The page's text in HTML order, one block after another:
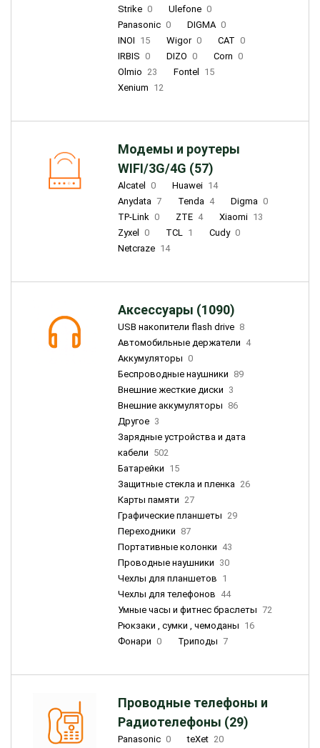
Strike 0 Ulefone 0
Panasonic 0 DIGMA 0
INOI 15 Wigor 0 CAT 0
IRBIS 0 DIZO 0 Corn 0
Olmio 23 Fontel
15
Xenium 12
Модемы и роутеры
WIFI/3G/4G (57)
Alcatel 0 Huawei 14
Anydata 7 Tenda 4 Digma 0
TP-Link 0 ZTE 4 Xiaomi 13
Zyxel
0 TCL 1 Cudy 0
Netcraze 14
Аксессуары (1090)
USB накопители flash drive 8
Автомобильные держатели 4
Аккумуляторы 0
Беспроводные наушники 89
Внешние жесткие диски 3
Внешние аккумуляторы 86
Другое 3
Зарядные устройства и дата
кабели 502
Батарейки 15
Защитные стекла и пленка 26
Карты памяти 27
Графические планшеты 29
Переходники 87
Портативные колонки 43
Проводные наушники 30
Чехлы для планшетов 1
Чехлы для телефонов 44
Умные часы и фитнес браслеты 72
Рюкзаки , сумки , чемоданы 16
Фонари 0 Триподы 7
Проводные телефоны и
Радиотелефоны (29)
Panasonic 0 teXet 20